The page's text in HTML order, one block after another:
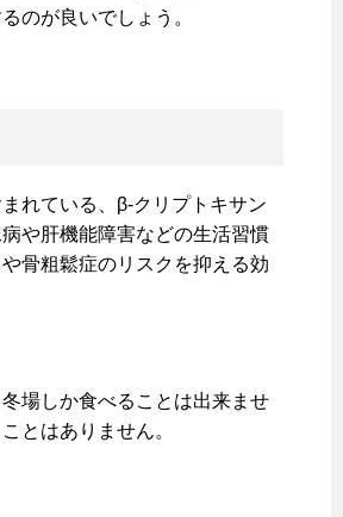
のが良いでしょう。
れている、β-クリプトキサン
や肝機能障害などの生活習慣
骨粗鬆症のリスクを抑える効
場しか食べることは出来ませ
とはありません。